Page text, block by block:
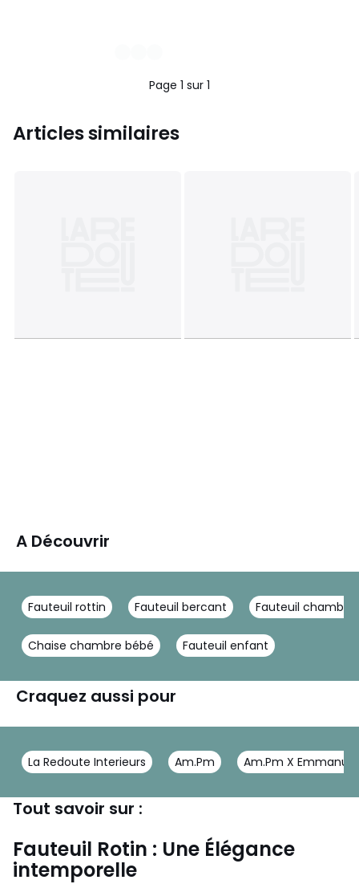
Page 1 sur 1
Articles similaires
A Découvrir
Fauteuil rottin Fauteuil bercant Fauteuil chambre
Chaise chambre bébé Fauteuil enfant
Craquez aussi pour
La Redoute Interieurs Am.Pm Am.Pm X
Tout savoir sur :
Fauteuil Rotin : Une Élégance
intemporelle